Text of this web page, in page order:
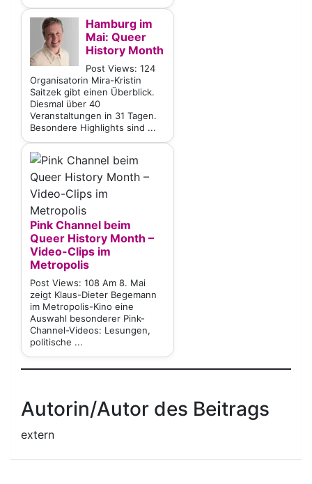
Hamburg im
Mai: Queer
History Month
Post Views: 124
Organisatorin Mira-Kristin
Saitzek gibt einen Überblick.
Diesmal über 40
Veranstaltungen in 31 Tagen.
Besondere Highlights sind ...
Pink Channel beim
Queer History Month –
Video-Clips im
Metropolis
Post Views: 108 Am 8. Mai
zeigt Klaus-Dieter Begemann
im Metropolis-Kino eine
Auswahl besonderer Pink-
Channel-Videos: Lesungen,
politische ...
Autorin/Autor des Beitrags
extern